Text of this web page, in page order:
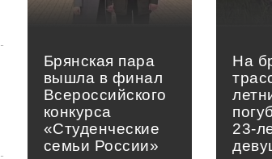
Брянская пара
вышла в финал
Всероссийского
конкурса
«Студенческие
семьи России»
На
23-